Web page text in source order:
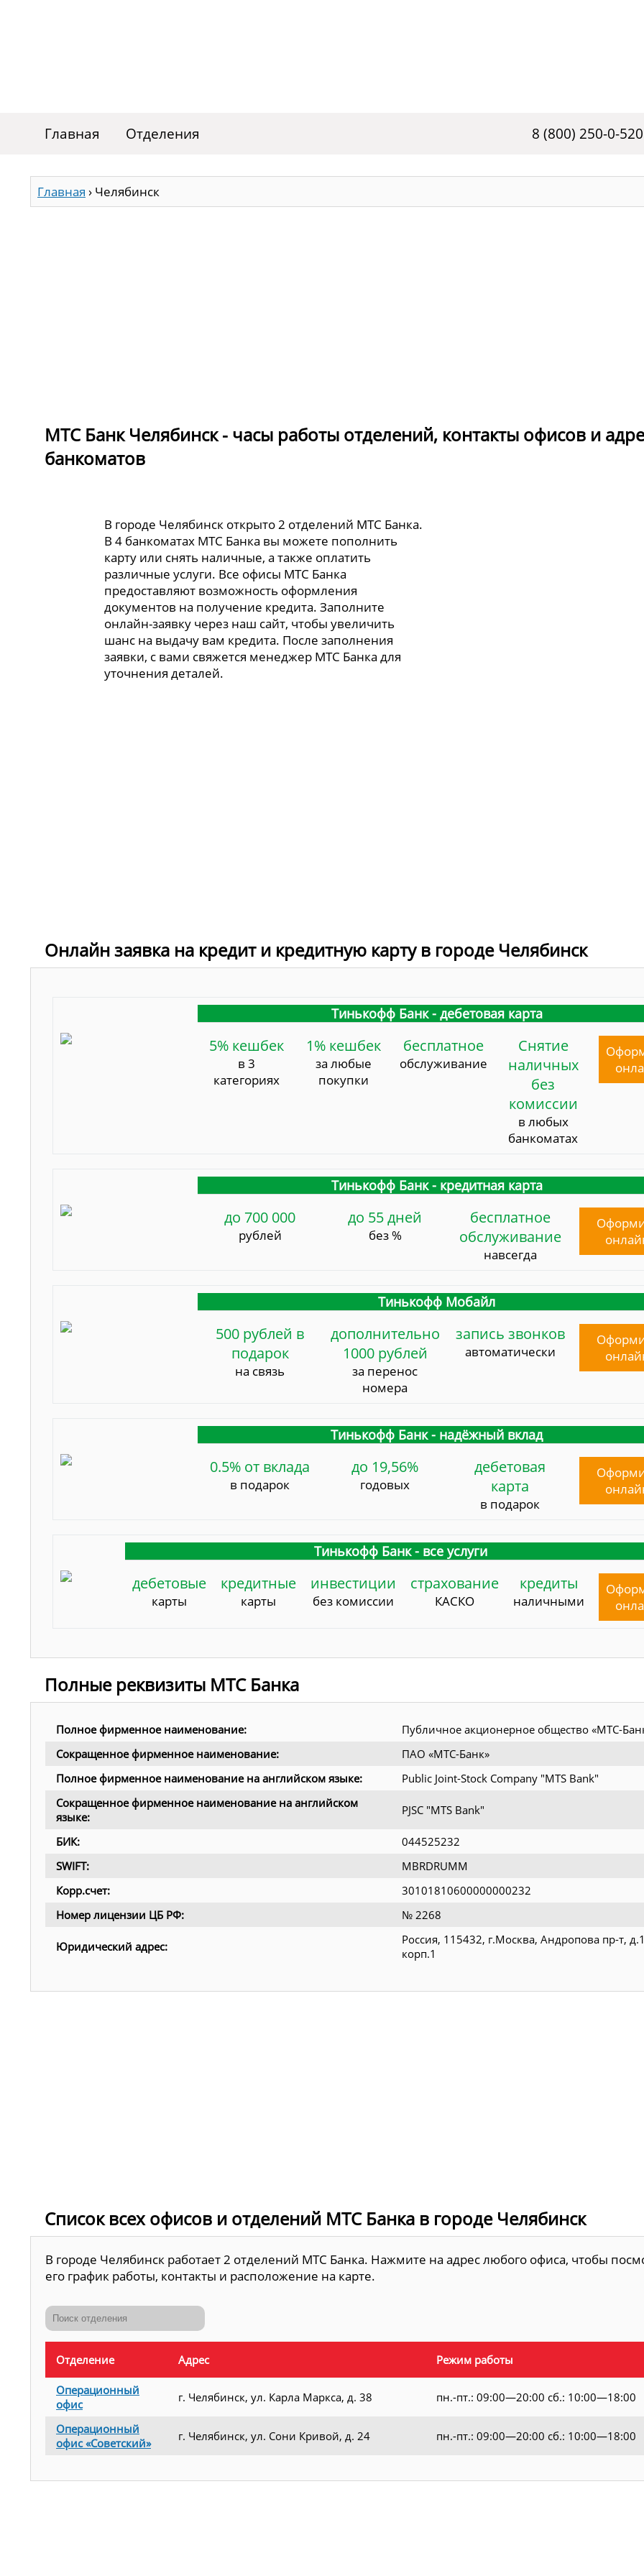
Главная Отделения 8 (800) 250-0-520
Главная › Челябинск
МТС Банк Челябинск - часы работы отделений, контакты офисов и
банкоматов
В городе Челябинск открыто 2 отделений МТС Банка.
В 4 банкоматах МТС Банка вы можете пополнить
карту или снять наличные, а также оплатить
различные услуги. Все офисы МТС Банка
предоставляют возможность оформления
документов на получение кредита. Заполните
онлайн-заявку через наш сайт, чтобы увеличить
шанс на выдачу вам кредита. После заполнения
заявки, с вами свяжется менеджер МТС Банка для
уточнения деталей.
Онлайн заявка на кредит и кредитную карту в городе Челябинск
Тинькофф Банк - дебетовая карта
5% кешбек
в 3
категориях
1% кешбек
за любые
покупки
бесплатное
обслуживание
Снятие
наличных
без
комиссии
в любых
банкоматах
Тинькофф Банк - кредитная карта
до 700 000
рублей
до 55 дней
без %
бесплатное
обслуживание
навсегда
Тинькофф Мобайл
500 рублей в
подарок
на связь
дополнительно
1000 рублей
за перенос
номера
запись звонков
автоматически
Тинькофф Банк - надёжный вклад
0.5% от вклада
в подарок
до 19,56%
годовых
дебетовая
карта
в подарок
Тинькофф Банк - все услуги
дебетовые
карты
кредитные
карты
инвестиции
без комиссии
страхование
КАСКО
кредиты
наличными
Полные реквизиты МТС Банка
Полное фирменное наименование:
Публичное акционерное общество «МТС-
Сокращенное фирменное наименование:
ПАО «МТС-Банк»
Полное фирменное наименование на английском языке:
Public Joint-Stock Company "MTS Bank"
Сокращенное фирменное наименование на английском
языке:
PJSC "MTS Bank"
БИК:
044525232
SWIFT:
MBRDRUMM
Корр.счет:
30101810600000000232
Номер лицензии ЦБ РФ:
№ 2268
Юридический адрес:
Россия, 115432, г.Москва, Андропова пр-т,
корп.1
Список всех офисов и отделений МТС Банка в городе Челябинск
В городе Челябинск работает 2 отделений МТС Банка. Нажмите на адрес любого офиса, чтобы
его график работы, контакты и расположение на карте.
Отделение Адрес Режим работы
Операционный
офис
г. Челябинск, ул. Карла Маркса, д. 38 пн.-пт.: 09:00—20:00 сб.: 10:00—18:00
Операционный
офис «Советский»
г. Челябинск, ул. Сони Кривой, д. 24 пн.-пт.: 09:00—20:00 сб.: 10:00—18:00